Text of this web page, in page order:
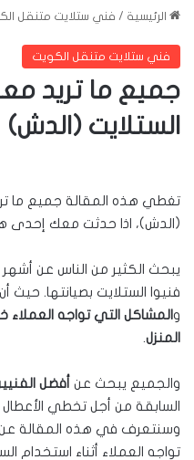
الرئيسية / فني ستلايت متنقل
فني ستلايت متنقل الكويت
جميع ما تريد
الستلايت (الدش)
تغطي هذه المقالة جميع ما
(الدش)، اذا حدثت معك إحدى هذه
يبحث الكثير من الناس عن
فنيوا الستلايت بصيانتها. حيث
والمشاكل التي تواجه العملاء
المنزل.
والجميع يبحث عن أفضل
السابقة من أجل تخطي
وسنتعرف في هذه المقالة عن
تواجه العملاء أثناء استخدام